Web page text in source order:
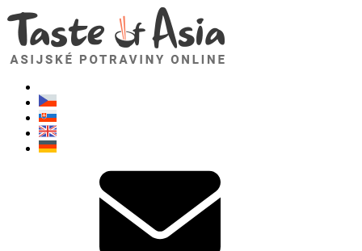
TasteOfAsia.cz
Neváhejte se zeptat. Jsem tady pro vás!